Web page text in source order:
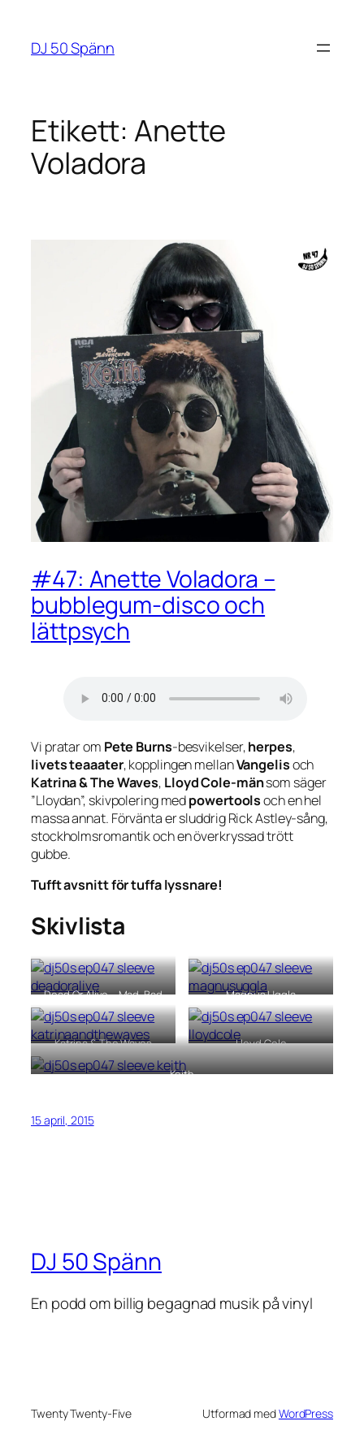
innehåll
DJ 50 Spänn
Etikett:Anette
Voladora
#47: Anette Voladora –
bubblegum-disco och
lättpsych
Vi pratar om Pete Burns-besvikelser,herpes,
livets teaaater, kopplingen mellanVangelisoch
Katrina & The Waves, Lloyd Cole-mänsom säger
”Lloydan”, skivpolering medpowertoolsoch en hel
massa annat. Förvänta er sluddrig Rick Astley-sång,
stockholmsromantik och en överkryssad trött
gubbe.
Tufft avsnitt för tuffa lyssnare!
Skivlista
Dead Or Alive – Mad, Bad
And Dangerous
To Know [LP, 1986]
Magnus Uggla
Om Bobbo Viking [LP, 1975]
Katrina & The Waves
Katrina & The Waves [LP,
1985]
Lloyd Cole
Lloyd Cole [LP, 1990]
Keith
15 april, 2015
DJ 50 Spänn
En podd om billig begagnad musik på vinyl
Twenty Twenty-Five Utformad medWordPress